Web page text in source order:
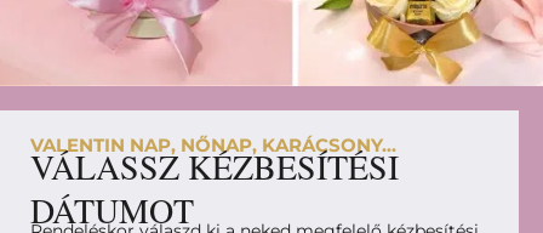
VALENTIN NAP, NŐNAP, KARÁCSONY...
VÁLASSZ KÉZBESÍTÉSI
DÁTUMOT